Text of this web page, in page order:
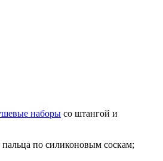
наборы со штангой и
по силиконовым соскам;